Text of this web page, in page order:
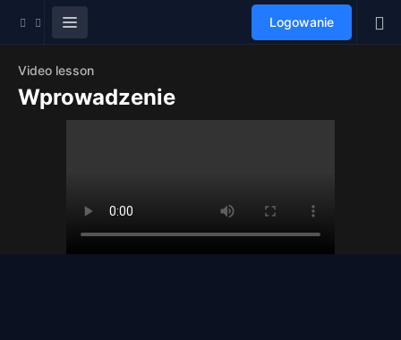
Logowanie
Video lesson
Wprowadzenie